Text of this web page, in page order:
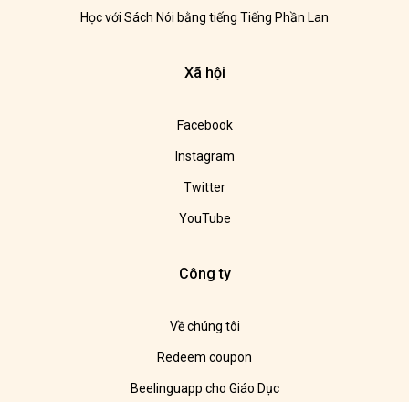
Học với Sách Nói bằng tiếng Tiếng Phần Lan
Xã hội
Facebook
Instagram
Twitter
YouTube
Công ty
Về chúng tôi
Redeem coupon
Beelinguapp cho Giáo Dục